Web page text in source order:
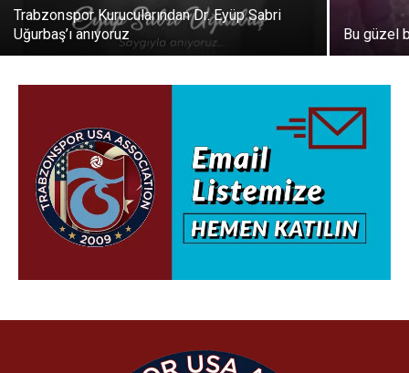
Trabzonspor Kurucularından Dr. Eyüp Sabri
Uğurbaş’ı anıyoruz
Bu güzel